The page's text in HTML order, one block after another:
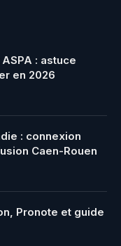
: astuce
en 2026
: connexion
Caen-Rouen
Pronote et guide